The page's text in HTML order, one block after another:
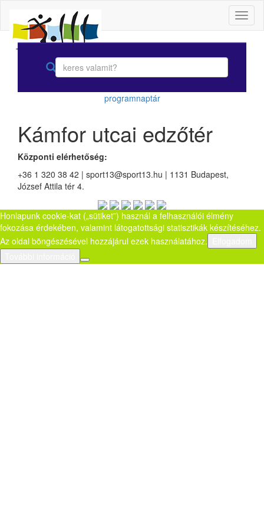
programnaptár
Kámfor utcai edzőtér
Központi elérhetőség:
+36 1 320 38 42 | sport13@sport13.hu | 1131 Budapest,
József Attila tér 4.
Honlapunk cookie-kat („sütiket”) használ a felhasználói élmény
fokozása érdekében, valamint látogatottsági statisztikák készítéséhez.
Az oldal böngészésével hozzájárul ezek használatához.